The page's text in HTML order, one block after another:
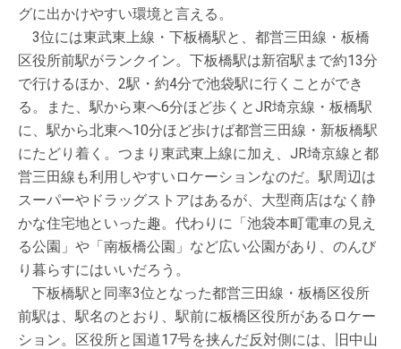
グに出かけやすい環境と言える。
3位には東武東上線・下板橋駅と、都営三田線・板橋
区役所前駅がランクイン。下板橋駅は新宿駅まで約13分
で行けるほか、2駅・約4分で池袋駅に行くことができ
る。また、駅から東へ6分ほど歩くとJR埼京線・板橋駅
に、駅から北東へ10分ほど歩けば都営三田線・新板橋駅
にたどり着く。つまり東武東上線に加え、JR埼京線と都
営三田線も利用しやすいロケーションなのだ。駅周辺は
スーパーやドラッグストアはあるが、大型商店はなく静
かな住宅地といった趣。代わりに「池袋本町電車の見え
る公園」や「南板橋公園」など広い公園があり、のんび
り暮らすにはいいだろう。
下板橋駅と同率3位となった都営三田線・板橋区役所
前駅は、駅名のとおり、駅前に板橋区役所があるロケー
ション。区役所と国道17号を挟んだ反対側には、旧中山